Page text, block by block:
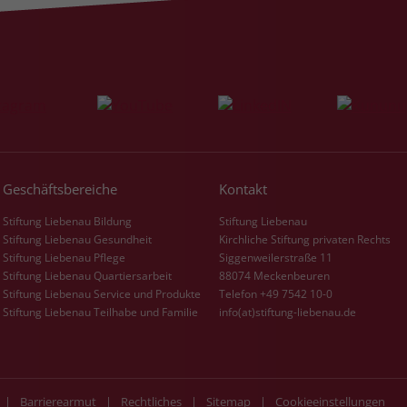
Geschäftsbereiche
Stiftung Liebenau Bildung
Stiftung Liebenau Gesundheit
Stiftung Liebenau Pflege
Stiftung Liebenau Quartiersarbeit
Stiftung Liebenau Service und Produkte
Stiftung Liebenau Teilhabe und Familie
Kontakt
Stiftung Liebenau
Kirchliche Stiftung privaten Rechts
Siggenweilerstraße 11
88074 Meckenbeuren
Telefon +49 7542 10-0
info(at)stiftung-liebenau.de
| Barrierearmut | Rechtliches | Sitemap | Cookieeinstellungen
Zweck
Werbe- und Analysebemühungen von
Facebook zurückzuführen. Dieses Cookie ist
platziert es, während ein Verbraucher auf
Besuche eines Nutzers auf verschiedenen
Websites und meldet dieses Verhalten an
Facebook. Facebook kann dann die
gesammelten Daten nutzen, um den Nutzer
besser zu verstehen und bessere, relevantere
Werbung zu zeigen. Das _fbp-Cookie sammelt
keine persönlich identifizierbaren